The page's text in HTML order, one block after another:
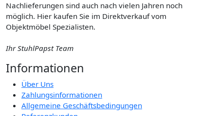
Nachlieferungen sind auch nach vielen Jahren noch
möglich. Hier kaufen Sie im Direktverkauf vom
Objektmöbel Spezialisten.
Ihr StuhlPapst Team
Informationen
Über Uns
Zahlungsinformationen
Allgemeine Geschäftsbedingungen